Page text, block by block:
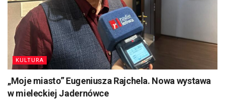
KULTURA
„Moje miasto” Eugeniusza Rajchela. Nowa wystawa
w mieleckiej Jadernówce